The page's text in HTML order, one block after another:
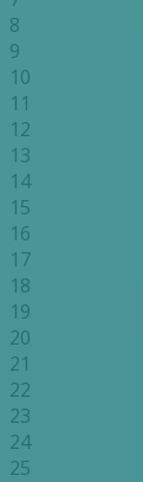
8
9
10
11
12
13
14
15
16
17
18
19
20
21
22
23
24
25